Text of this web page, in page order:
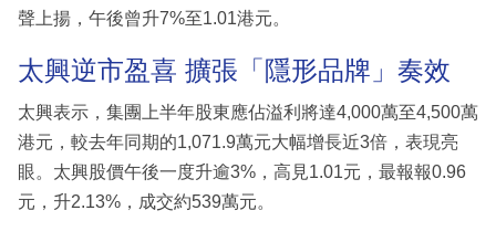
聲上揚，午後曾升7%至1.01港元。
太興逆市盈喜 擴張「隱形品牌」奏效
太興表示，集團上半年股東應佔溢利將達4,000萬至4,500萬
港元，較去年同期的1,071.9萬元大幅增長近3倍，表現亮
眼。太興股價午後一度升逾3%，高見1.01元，最報報0.96
元，升2.13%，成交約539萬元。